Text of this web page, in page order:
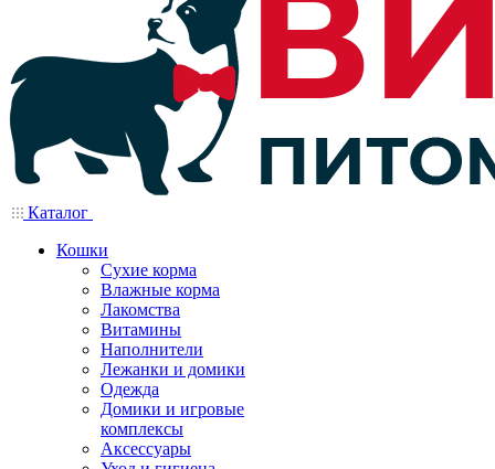
Каталог
Кошки
Сухие корма
Влажные корма
Лакомства
Витамины
Наполнители
Лежанки и домики
Одежда
Домики и игровые
комплексы
Аксессуары